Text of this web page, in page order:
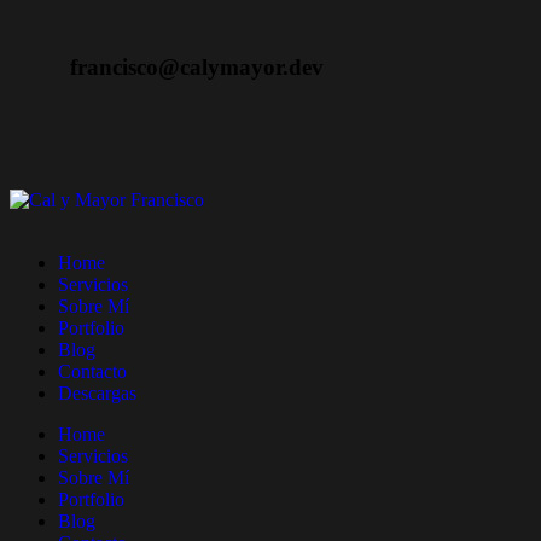
francisco@calymayor.dev
Home
Servicios
Sobre Mí
Portfolio
Blog
Contacto
Descargas
Home
Servicios
Sobre Mí
Portfolio
Blog